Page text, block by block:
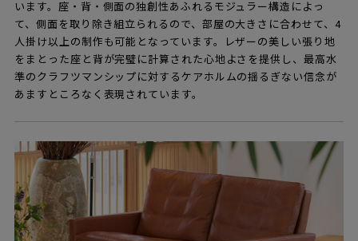
います。座・背・側面の独創性あふれるモジュラー構造によっ
て、側面を取り除き組立られるので、部屋の大きさに合わせて、4
人掛け以上の制作も可能となっています。レザーの美しい張り地
をまとった座と背が完璧に計算された心地よさを提供し、最高水
準のクラフツマンシップに対するケアホルムの揺るぎない信念が
あますところなく表現されています。